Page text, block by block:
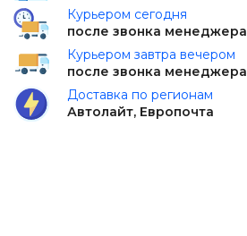
Курьером сегодня
после звонка менеджера
Курьером завтра вечером
после звонка менеджера
Доставка по регионам
Автолайт, Европочта